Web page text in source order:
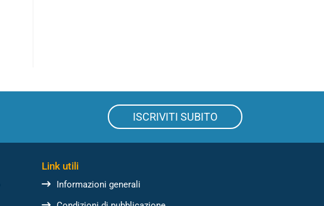
ISCRIVITI SUBITO
Link utili
Informazioni generali